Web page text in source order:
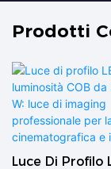
Prodotti
Luce Di Profilo